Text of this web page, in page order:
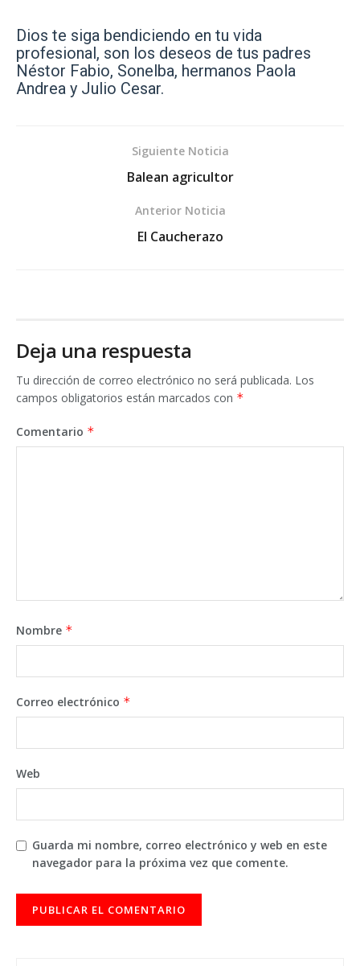
Dios te siga bendiciendo en tu vida
profesional, son los deseos de tus padres
Néstor Fabio, Sonelba, hermanos Paola
Andrea y Julio Cesar.
Siguiente Noticia
Balean agricultor
Anterior Noticia
El Caucherazo
Deja una respuesta
Tu dirección de correo electrónico no será publicada. Los
campos obligatorios están marcados con *
Comentario *
Nombre *
Correo electrónico *
Web
Guarda mi nombre, correo electrónico y web en este
navegador para la próxima vez que comente.